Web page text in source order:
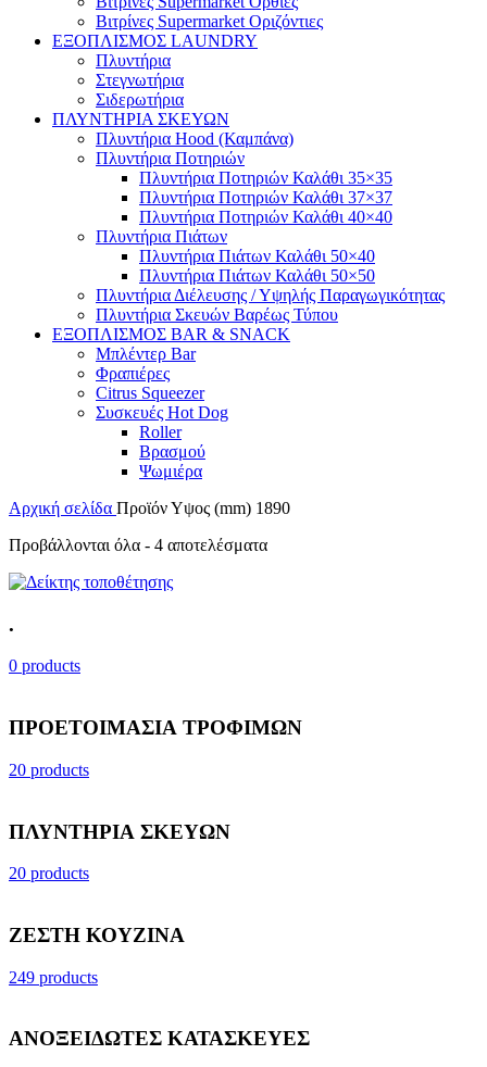
Βιτρίνες Supermarket Οριζόντιες
ΕΞΟΠΛΙΣΜΟΣ LAUNDRY
Πλυντήρια
Στεγνωτήρια
Σιδερωτήρια
ΠΛΥΝΤΗΡΙΑ ΣΚΕΥΩΝ
Πλυντήρια Hood (Καμπάνα)
Πλυντήρια Ποτηριών
Πλυντήρια Ποτηριών Καλάθι 35×35
Πλυντήρια Ποτηριών Καλάθι 37×37
Πλυντήρια Ποτηριών Καλάθι 40×40
Πλυντήρια Πιάτων
Πλυντήρια Πιάτων Καλάθι 50×40
Πλυντήρια Πιάτων Καλάθι 50×50
Πλυντήρια Διέλευσης / Υψηλής Παραγωγικότητας
Πλυντήρια Σκευών Βαρέως Τύπου
ΕΞΟΠΛΙΣΜΟΣ BAR & SNACK
Μπλέντερ Bar
Φραπιέρες
Citrus Squeezer
Συσκευές Hot Dog
Roller
Βρασμού
Ψωμιέρα
Αρχική σελίδα Προϊόν Υψος (mm) 1890
Προβάλλονται όλα - 4 αποτελέσματα
.
0 products
ΠΡΟΕΤΟΙΜΑΣΙΑ ΤΡΟΦΙΜΩΝ
20 products
ΠΛΥΝΤΗΡΙΑ ΣΚΕΥΩΝ
20 products
ΖΕΣΤΗ ΚΟΥΖΙΝΑ
249 products
ΑΝΟΞΕΙΔΩΤΕΣ ΚΑΤΑΣΚΕΥΕΣ